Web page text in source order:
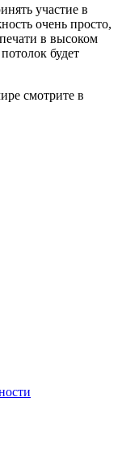
участие в
очень просто,
в высоком
будет
смотрите в